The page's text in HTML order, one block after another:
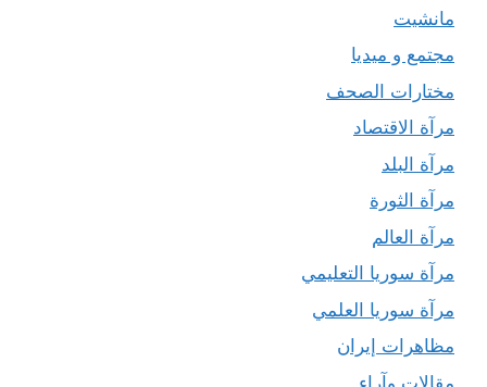
مانشيت
مجتمع و ميديا
مختارات الصحف
مرآة الاقتصاد
مرآة البلد
مرآة الثورة
مرآة العالم
مرآة سوريا التعليمي
مرآة سوريا العلمي
مظاهرات إيران
مقالات وآراء